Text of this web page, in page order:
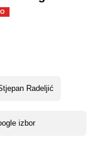
Radeljić
izbor